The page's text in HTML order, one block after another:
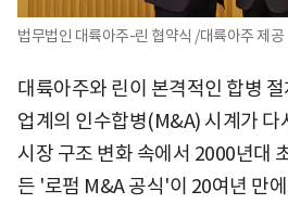
법무법인 대륙아주-린 협약식 /대륙아주 제공
대륙아주와 린이 본격적인 합병
업계의 인수합병(M&A) 시계가 다
시장 구조 변화 속에서 2000년대
든 '로펌 M&A 공식'이 20여년 만